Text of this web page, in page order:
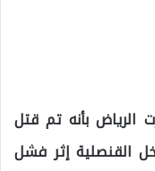
الرياض بأنه تم قتل
القنصلية إثر فشل